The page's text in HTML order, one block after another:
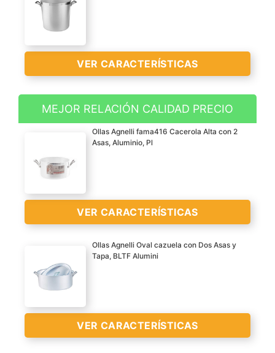
VER CARACTERÍSTICAS
Con asas
Diámetro: 30 cm
Altura: 28 cm.
CARACTERÍSTICAS
>
MEJOR RELACIÓN CALIDAD PRECIO
Ollas Agnelli fama416 Cacerola Alta con 2
Asas, Aluminio, Pl
VER CARACTERÍSTICAS
Alta
Con 2 asas
En aluminio
Ollas Agnelli Oval cazuela con Dos Asas y
Tapa, BLTF Alumini
VER CARACTERÍSTICAS